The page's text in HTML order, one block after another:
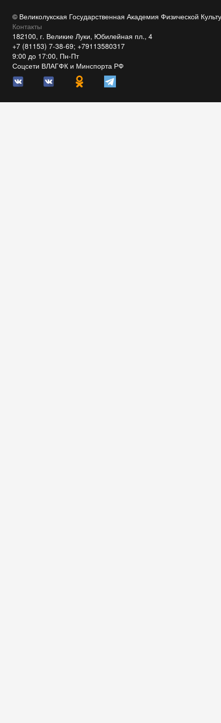
© Великолукская Государственная Академия Физической
Контакты
182100, г. Великие Луки, Юбилейная пл., 4
+7 (81153) 7-38-69; +79113580317
9:00 до 17:00, Пн-Пт
Соцсети ВЛАГФК и Минспорта РФ